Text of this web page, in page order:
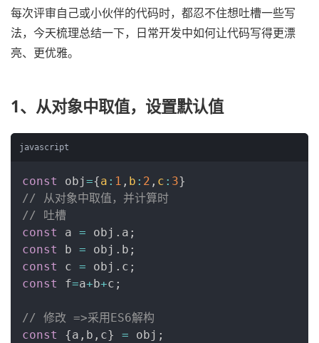
每次评审自己或小伙伴的代码时，都忍不住想吐槽一些写
法，今天梳理总结一下，日常开发中如何让代码写得更漂
亮、更优雅。
1、从对象中取值，设置默认值
javascript
const obj ={a : 1 , b : 2 , c : 3}
// 从对象中取值，并计算时
// 吐槽
const
a = obj . a ;
const
b = obj . b ;
const
c = obj . c ;
const
f=a+b+c ;
// 修改 =>采用ES6解构
const
{a , b , c} = obj ;